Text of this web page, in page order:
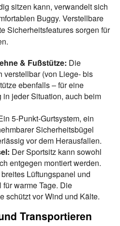
sitzen kann, verwandelt sich
Buggy. Verstellbare
Sicherheitsfeatures sorgen für
& Fußstütze: Die
verstellbar (von Liege- bis
ebenfalls – für eine
jeder Situation, auch beim
5-Punkt-Gurtsystem, ein
Sicherheitsbügel
vor dem Herausfallen.
Der Sportsitz kann sowohl
entgegen montiert werden.
Lüftungspanel und
warme Tage. Die
schützt vor Wind und Kälte.
Transportieren